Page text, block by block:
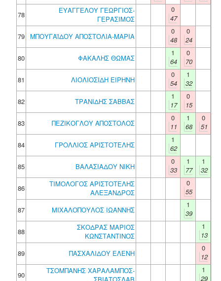
78
ΕΥΑΓΓΕΛΟΥ ΓΕΩΡΓΙΟΣ-
ΓΕΡΑΣΙΜΟΣ
0
47
79
ΜΠΟΥΓΑΪΔΟΥ ΑΠΟΣΤΟΛΙΑ-ΜΑΡΙΑ
0
48
0
24
80
ΦΑΚΑΛΗΣ ΘΩΜΑΣ
1
64
0
70
81
ΛΙΟΛΙΟΣΙΔΗ ΕΙΡΗΝΗ
0
54
1
32
82
ΤΡΑΝΙΔΗΣ ΣΑΒΒΑΣ
1
17
0
15
83
ΠΕΖΙΚΟΓΛΟΥ ΑΠΟΣΤΟΛΟΣ
0
11
1
68
0
51
84
ΓΡΟΛΛΙΟΣ ΑΡΙΣΤΟΤΕΛΗΣ
1
62
85
ΒΑΛΑΣΙΑΔΟΥ ΝΙΚΗ
0
33
1
77
1
32
86
ΤΙΜΟΛΟΓΟΣ ΑΡΙΣΤΟΤΕΛΗΣ
ΑΛΕΞΑΝΔΡΟΣ
0
55
87
ΜΙΧΑΛΟΠΟΥΛΟΣ ΙΩΑΝΝΗΣ
1
39
88
ΣΚΟΔΡΑΣ ΜΑΡΙΟΣ
ΚΩΝΣΤΑΝΤΙΝΟΣ
1
13
89
ΠΑΣΧΑΛΙΔΟΥ ΕΛΕΝΗ
0
12
90
ΤΣΟΜΠΑΝΗΣ ΧΑΡΑΛΑΜΠΟΣ-
1
29